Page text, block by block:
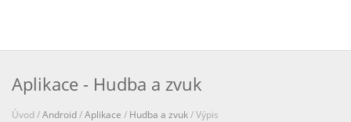
Aplikace - Hudba a zvuk
Úvod /Android/Aplikace / Hudba a zvuk/ Výpis